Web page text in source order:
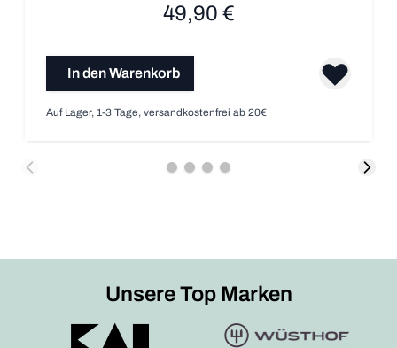
49,90 €
In den Warenkorb
Auf Lager, 1-3 Tage, versandkostenfrei ab 20€
Unsere Top Marken